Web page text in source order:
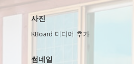
사진
KBoard 미디어 추가
썸네일